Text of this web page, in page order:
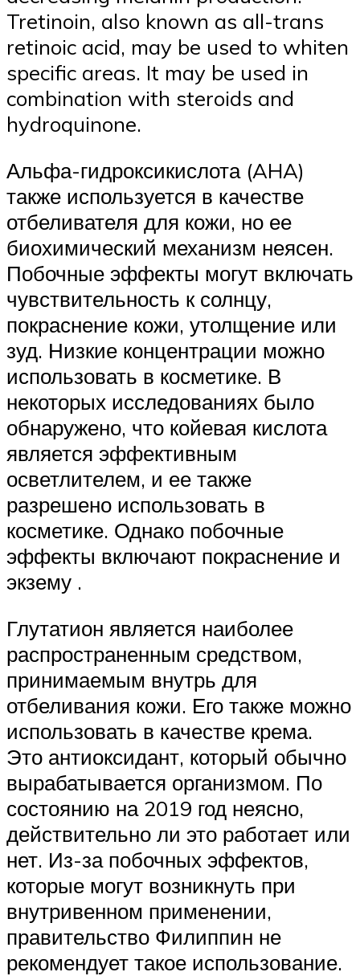
Tretinoin, also known as all-trans
retinoic acid, may be used to whiten
specific areas. It may be used in
combination with steroids and
hydroquinone.
Альфа-гидроксикислота (AHA)
также используется в качестве
отбеливателя для кожи, но ее
биохимический механизм неясен.
Побочные эффекты могут включать
чувствительность к солнцу,
покраснение кожи, утолщение или
зуд. Низкие концентрации можно
использовать в косметике. В
некоторых исследованиях было
обнаружено, что койевая кислота
является эффективным
осветлителем, и ее также
разрешено использовать в
косметике. Однако побочные
эффекты включают покраснение и
экзему .
Глутатион является наиболее
распространенным средством,
принимаемым внутрь для
отбеливания кожи. Его также можно
использовать в качестве крема.
Это антиоксидант, который обычно
вырабатывается организмом. По
состоянию на 2019 год неясно,
действительно ли это работает или
нет. Из-за побочных эффектов,
которые могут возникнуть при
внутривенном применении,
правительство Филиппин не
рекомендует такое использование.